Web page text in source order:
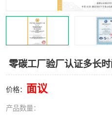
零碳工厂验厂认证多长时
价格： 面议
产品数量：
ISO9001认证
ISO认证
iso22000认证